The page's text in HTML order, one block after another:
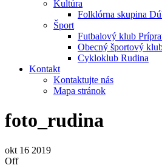
Kultúra
Folklórna skupina
Šport
Futbalový klub
Obecný športový
Cykloklub Rudina
Kontakt
Kontaktujte nás
Mapa stránok
foto_rudina
okt 16 2019
Off